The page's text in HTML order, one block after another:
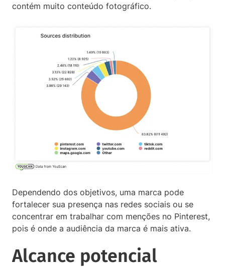
contém muito conteúdo fotográfico.
Dependendo dos objetivos, uma marca pode
fortalecer sua presença nas redes sociais ou se
concentrar em trabalhar com menções no Pinterest,
pois é onde a audiência da marca é mais ativa.
Alcance potencial